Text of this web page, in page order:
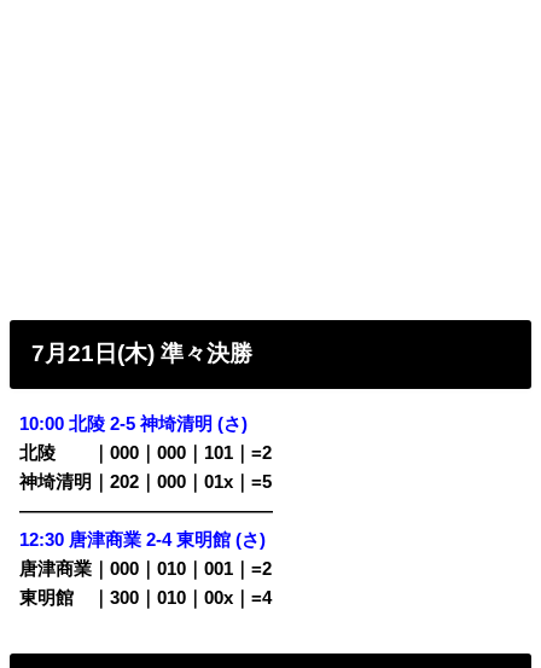
7月21日(木) 準々決勝
10:00 北陵 2-5 神埼清明 (さ)
北陵
｜000｜000｜101｜=2
神埼清明｜202｜000｜01x｜=5
——————————————
12:30 唐津商業 2-4 東明館 (さ)
唐津商業｜000｜010｜001｜=2
東明館 ｜300｜010｜00x｜=4